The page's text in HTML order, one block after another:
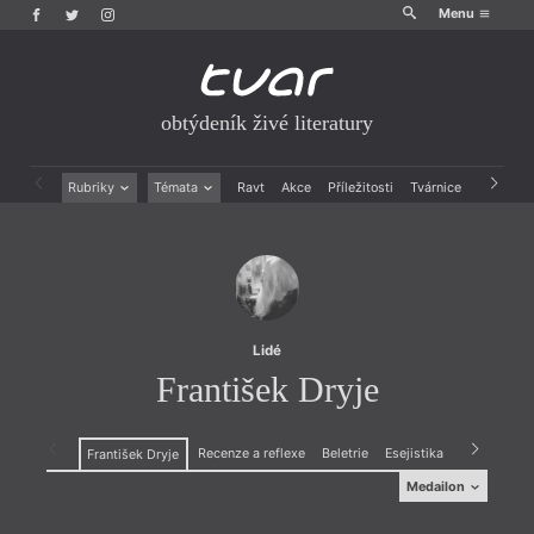
Menu
obtýdeník živé literatury
Rubriky Témata Ravt Akce Příležitosti Tvárnice Archiv
Lidé
František Dryje
František Dryje Recenze a reflexe Beletrie Esejistika Rozhovory
Medailon